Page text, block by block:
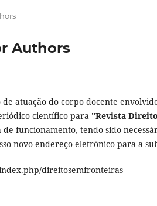
Authors
atuação do corpo docente
científico para "Revista
funcionamento, tendo sido
novo endereço eletrônico para a
direitosemfronteiras